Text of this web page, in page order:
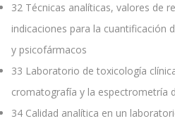
32 Técnicas analíticas, valores de
indicaciones para la cuantificación
y psicofármacos
33 Laboratorio de toxicología
cromatografía y la espectrometría
34 Calidad analítica en un